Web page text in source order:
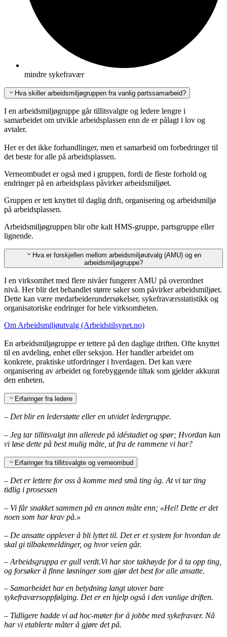
mindre sykefravær
Hva skiller arbeidsmiljøgruppen fra vanlig partssamarbeid?
I en arbeidsmiljøgruppe går tillitsvalgte og ledere lengre i
samarbeidet om utvikle arbeidsplassen enn de er pålagt i lov og
avtaler.
Her er det ikke forhandlinger, men et samarbeid om forbedringer til
det beste for alle på arbeidsplassen.
Verneombudet er også med i gruppen, fordi de fleste forhold og
endringer på en arbeidsplass påvirker arbeidsmiljøet.
Gruppen er tett knyttet til daglig drift, organisering og arbeidsmiljø
på arbeidsplassen.
Arbeidsmiljøgruppen blir ofte kalt HMS-gruppe, partsgruppe eller
lignende.
Hva er forskjellen mellom arbeidsmiljøutvalg (AMU) og en
arbeidsmiljøgruppe?
I en virksomhet med flere nivåer fungerer AMU på overordnet
nivå. Her blir det behandlet større saker som påvirker arbeidsmiljøet.
Dette kan være medarbeiderundersøkelser, sykefraværsstatistikk og
organisatoriske endringer for hele virksomheten.
Om Arbeidsmiljøutvalg (Arbeidstilsynet.no)
En arbeidsmiljøgruppe er tettere på den daglige driften. Ofte knyttet
til en avdeling, enhet eller seksjon. Her handler arbeidet om
konkrete, praktiske utfordringer i hverdagen. Det kan være
organisering av arbeidet og forebyggende tiltak som gjelder akkurat
den enheten.
Erfaringer fra ledere
– Det blir en lederstøtte eller en utvidet ledergruppe.
– Jeg tar tillitsvalgt inn allerede på idéstadiet og spør; Hvordan kan
vi løse dette på best mulig måte, ut fra de rammene vi har?
Erfaringer fra tillitsvalgte og verneombud
– Det er lettere for oss å komme med små ting òg. At vi tar ting
tidlig i prosessen
– Vi får snakket sammen på en annen måte enn; «Hei! Dette er det
noen som har krav på.»
– De ansatte opplever å bli lyttet til. Det er et system for hvordan de
skal gi tilbakemeldinger, og hvor veien går.
– Arbeidsgruppa er gull verdt.Vi har stor takhøyde for å ta opp ting,
og forsøker å finne løsninger som gjør det best for alle ansatte.
– Samarbeidet har en betydning langt utover bare
sykefraværsoppfølging. Det er en hjelp også i den vanlige driften.
– Tidligere hadde vi ad hoc-møter for å jobbe med sykefravær. Nå
har vi etablerte måter å gjøre det på.